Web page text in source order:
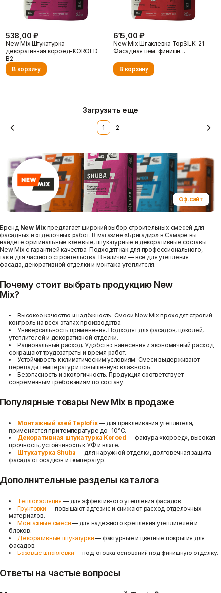
Доставка и оплата
538,00 ₽
New Mix Штукатурка
декоративная короед-KOROED
В2 …
В корзину
615,00 ₽
New Mix Шпаклевка TopSILK-21
Фасадная цем. финишн…
В корзину
Загрузить еще
1 2
Оф.сайт
Бренд New Mixпредлагает широкий выбор строительных смесей для
фасадных и отделочных работ. В магазине «Бригадир» в Самаре вы
найдёте оригинальные клеевые, штукатурные и декоративные составы
New Mix с гарантией качества. Подходят как для профессионального,
так и для частного строительства. В наличии — всё для утепления
фасада, декоративной отделки и монтажа утеплителя.
Почему стоит выбрать продукцию New
Mix?
Высокое качество и надёжность. Смеси New Mix проходят строгий
контроль на всех этапах производства.
Универсальность применения. Подходят для фасадов, цоколей,
утеплителей и декоративной отделки.
Рациональный расход. Удобство нанесения и экономичный расход
сокращают трудозатраты и время работ.
Устойчивость к климатическим условиям. Смеси выдерживают
перепады температур и повышенную влажность.
Безопасность и экологичность. Продукция соответствует
современным требованиям по составу.
Популярные товары New Mix в продаже
Монтажный клей Teplofix— для приклеивания утеплителя,
применяется при температуре до -10°C.
Декоративная штукатурка Koroed — фактура «короед», высокая
прочность, устойчивость к УФ и влаге.
Штукатурка Shuba — для наружной отделки, долговечная защита
фасада от осадков и температур.
Дополнительные разделы каталога
Теплоизоляция — для эффективного утепления фасадов.
Грунтовки — повышают адгезию и снижают расход отделочных
материалов.
Монтажные смеси — для надёжного крепления утеплителей и
блоков.
Декоративные штукатурки — фактурные и цветные покрытия для
фасадов.
Базовые шпаклёвки — подготовка оснований под финишную отделку.
Ответы на частые вопросы